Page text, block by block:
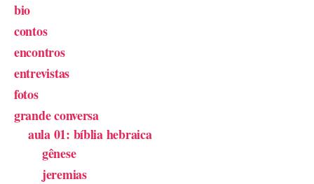
bio
contos
encontros
entrevistas
fotos
grande conversa
aula 01: bíblia hebraica
gênese
jeremias